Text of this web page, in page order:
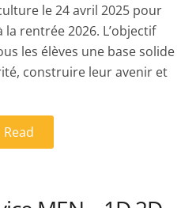
le 24 avril 2025 pour
rentrée 2026. L’objectif
les élèves une base solide
construire leur avenir et
Read